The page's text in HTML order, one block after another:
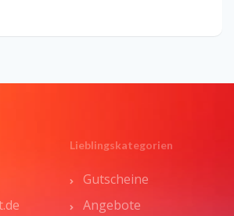
Lieblingskategorien
Gutscheine
Angebote